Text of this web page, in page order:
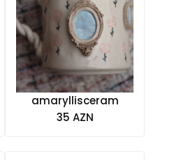
amaryllisceram
35 AZN